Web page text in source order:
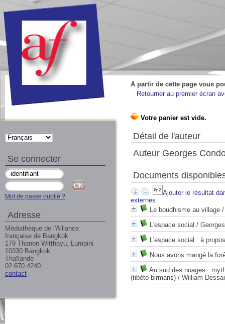
A partir de cette page vous
Retourner au premier écran
Détail de l'auteur
Auteur Georges
Documents
Ajouter le résultat
externes
Le boudhisme au village /
L'espace social /
L'espace social : à
Nous avons mangé la
Au sud des nuages :
(tibéto-birmans) / William
Se connecter
Mot de passe oublié ?
Adresse
Médiathèque de l'Alliance
française de Bangkok
179 Thanon Witthayu, Lumpini
10330 Bangkok
Thaïlande
02 670 4240
contact